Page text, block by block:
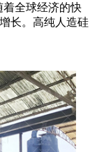
着全球经济的快
长。高纯人造硅